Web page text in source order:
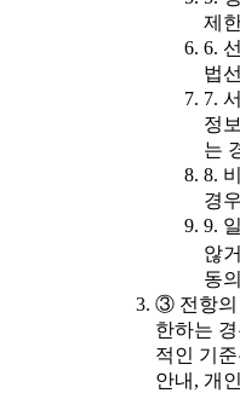
제
6.
법
7.
정
는
8.
경우
9.
않
동
③ 전항의
한하는
적인 기
안내, 개